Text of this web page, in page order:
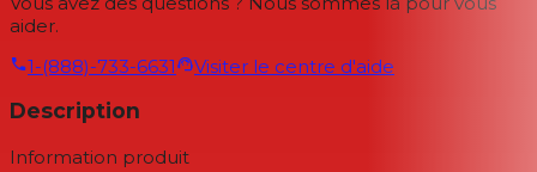
aider.
1-(888)-733-6631
Visiter le centre d'aide
Description
Information produit